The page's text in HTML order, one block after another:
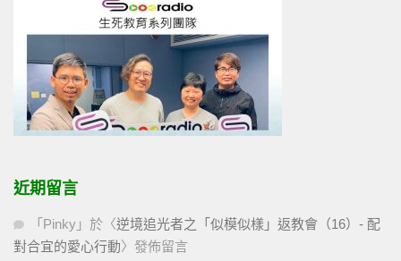
近期留言
「 Pinky 」於〈逆境追光者之「似模似樣」返教會（16）- 配
對合宜的愛心行動〉發佈留言